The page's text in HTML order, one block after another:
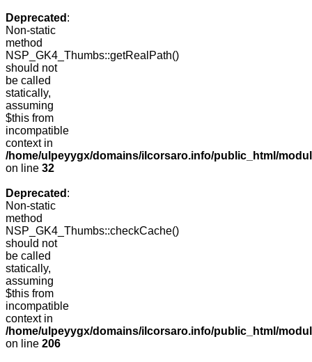
Deprecated :
Non-static
method
NSP_GK4_Thumbs::getRealPath()
should not
be called
statically,
assuming
$this from
incompatible
context in
/home/ulpeyygx/domains/ilcorsaro.info/public_html/
on line 32
Deprecated :
Non-static
method
NSP_GK4_Thumbs::checkCache()
should not
be called
statically,
assuming
$this from
incompatible
context in
/home/ulpeyygx/domains/ilcorsaro.info/public_html/
on line 206